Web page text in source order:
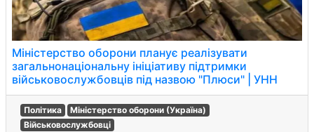
Міністерство оборони планує реалізувати
загальнонаціональну ініціативу підтримки
військовослужбовців під назвою "Плюси" | УНН
Політика
Міністерство оборони (Україна)
Військовослужбовці